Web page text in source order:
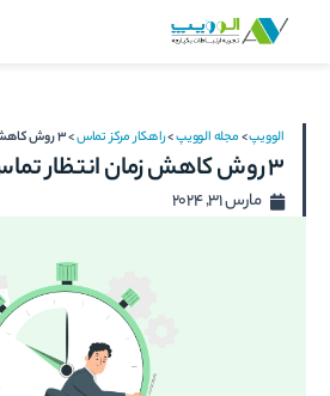
الوویپ>مجله الوویپ>راهکار مرکز تماس>3 روش کاهش زمان انتظار تماس مشتریان
3 روش کاهش زمان انتظار تماس مشتریان
مارس 31, 2024